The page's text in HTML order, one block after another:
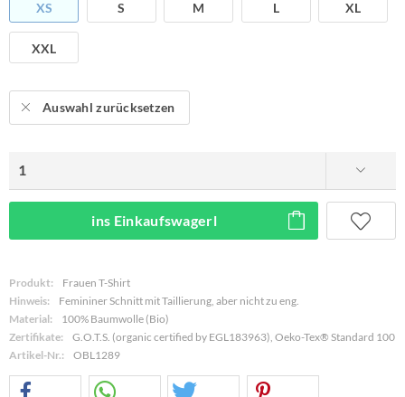
XS S M L XL
XXL
Auswahl zurücksetzen
ins Einkaufswagerl
Produkt:
Frauen T-Shirt
Hinweis:
Femininer Schnitt mit Taillierung, aber nicht zu eng.
Material:
100% Baumwolle (Bio)
Zertifikate:
G.O.T.S. (organic certified by EGL183963), Oeko-Tex® Standard 100
Artikel-Nr.:
OBL1289